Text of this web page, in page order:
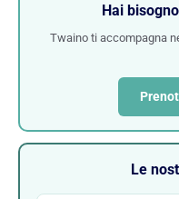
Hai
Twaino ti accompagna
Le